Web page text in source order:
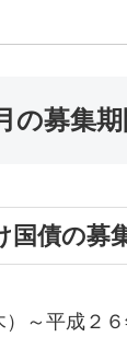
の募集期
国債の募
～平成２６